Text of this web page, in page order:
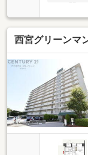
が3000
手に入
西宮グリーンマ